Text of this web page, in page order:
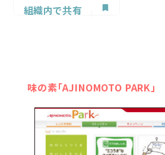
組織内で共有
味の素「AJINOMOTO PARK」